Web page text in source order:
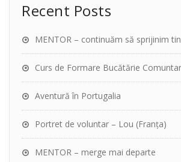
Recent Posts
MENTOR – continuăm să sprijinim
Curs de Formare Bucătărie
Aventură în Portugalia
Portret de voluntar – Lou (Franța)
MENTOR – merge mai departe